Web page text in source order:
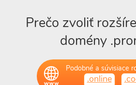
Prečo zvoliť
domény
Podobné a súvisiace
.online